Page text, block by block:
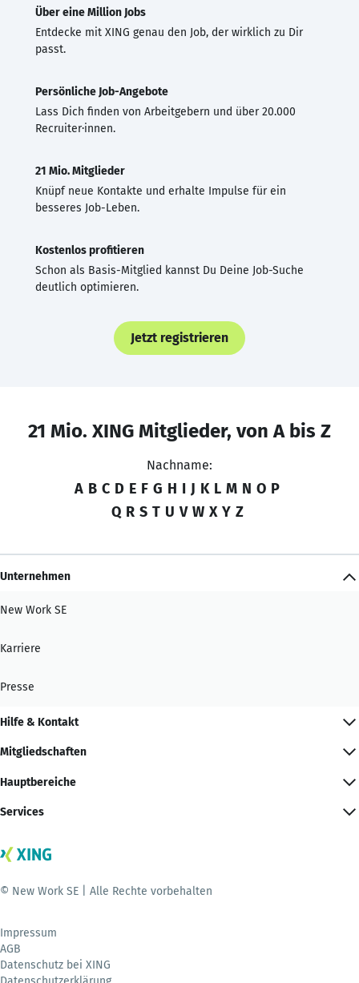
Über eine Million Jobs
Entdecke mit XING genau den Job, der wirklich zu Dir
passt.
Persönliche Job-Angebote
Lass Dich finden von Arbeitgebern und über 20.000
Recruiter·innen.
21 Mio. Mitglieder
Knüpf neue Kontakte und erhalte Impulse für ein
besseres Job-Leben.
Kostenlos profitieren
Schon als Basis-Mitglied kannst Du Deine Job-Suche
deutlich optimieren.
Jetzt registrieren
21 Mio. XING Mitglieder, von A bis Z
Nachname:
A B C D E F G H I J K L M N O P
Q R S T U V W X Y Z
Unternehmen
New Work SE
Karriere
Presse
Hilfe & Kontakt
Mitgliedschaften
Hauptbereiche
Services
© New Work SE | Alle Rechte vorbehalten
Impressum
AGB
Datenschutz bei XING